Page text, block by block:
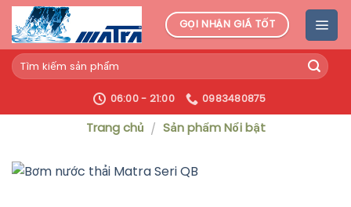
Skip
content
GỌI NHẬN GIÁ TỐT
06:00 - 21:00 0983480875
Trang chủ / Sản phẩm Nổi bật